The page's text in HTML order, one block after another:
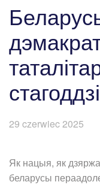
стагоддзі
29 czerwiec 2025
Як нацыя, як
беларусы